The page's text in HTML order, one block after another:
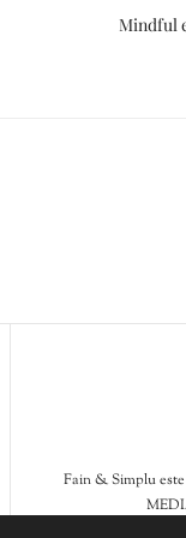
Mindful
Fain & Simplu